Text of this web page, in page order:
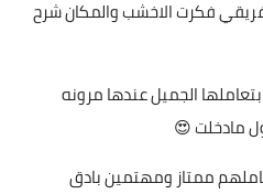
فكرت الاخشب والمكان شرح
الجميل عندها مرونه
مادخلت 😍
ممتاز ومهتمين بادق